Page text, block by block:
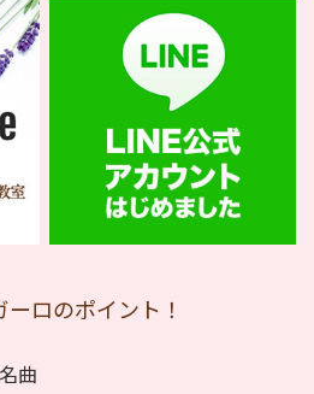
ロのポイント！
曲